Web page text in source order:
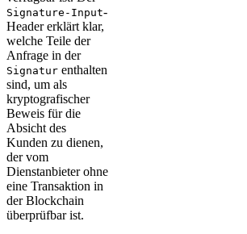
Signature-Input-
Header erklärt klar,
welche Teile der
Anfrage in der
Signatur enthalten
sind, um als
kryptografischer
Beweis für die
Absicht des
Kunden zu dienen,
der vom
Dienstanbieter ohne
eine Transaktion in
der Blockchain
überprüfbar ist.